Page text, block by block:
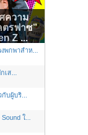
ความ
รฟาซ”
Z ...
พกพาสำห...
ส...
บผู้บริ...
ใ...